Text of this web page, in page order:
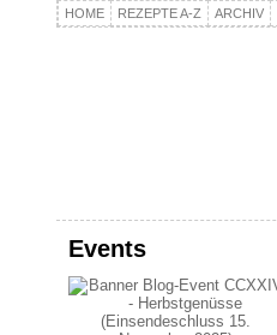
HOME REZEPTE A-Z ARCHIV
Events